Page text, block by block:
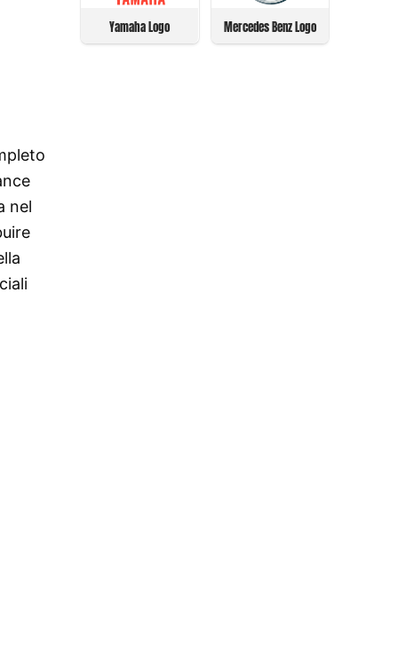
nel
Yamaha Logo Mercedes Benz Logo